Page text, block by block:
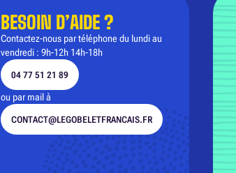
BESOIN D’AIDE ?
Contactez-nous par téléphone du lundi au
vendredi : 9h-12h 14h-18h
04 77 51 21 89
ou par mail à
CONTACT@LEGOBELETFRANCAIS.FR